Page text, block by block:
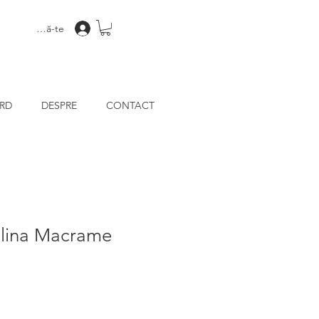
Conectează-te
DESPRE CONTACT
Macrame